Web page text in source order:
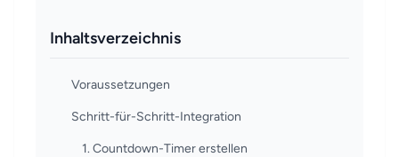
Inhaltsverzeichnis
Voraussetzungen
Schritt-für-Schritt-Integration
1. Countdown-Timer erstellen